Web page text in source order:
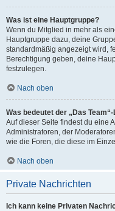
Was ist eine Hauptgruppe?
Wenn du Mitglied in mehr als
Hauptgruppe dazu, deine
standardmäßig angezeigt wird,
Berechtigung geben, deine
festzulegen.
Nach oben
Was bedeutet der „Das
Auf dieser Seite findest du eine
Administratoren, der
wie die Foren, die diese im
Nach oben
Private Nachrichten
Ich kann keine Privaten